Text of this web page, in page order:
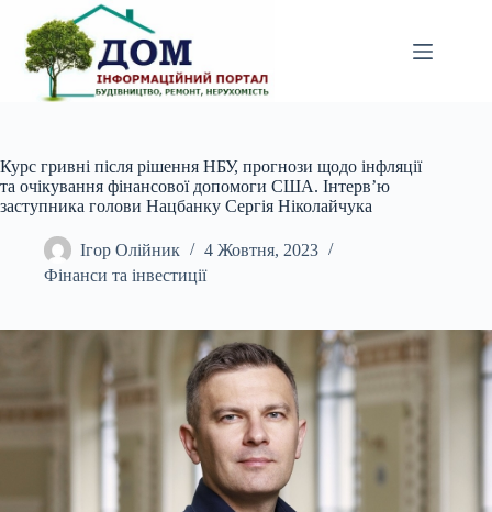
вмісту
Курс гривні після рішення НБУ, прогнози щодо інфляції
та очікування фінансової допомоги США. Інтерв’ю
заступника голови Нацбанку Сергія Ніколайчука
Ігор Олійник
4 Жовтня, 2023
Фінанси та інвестиції